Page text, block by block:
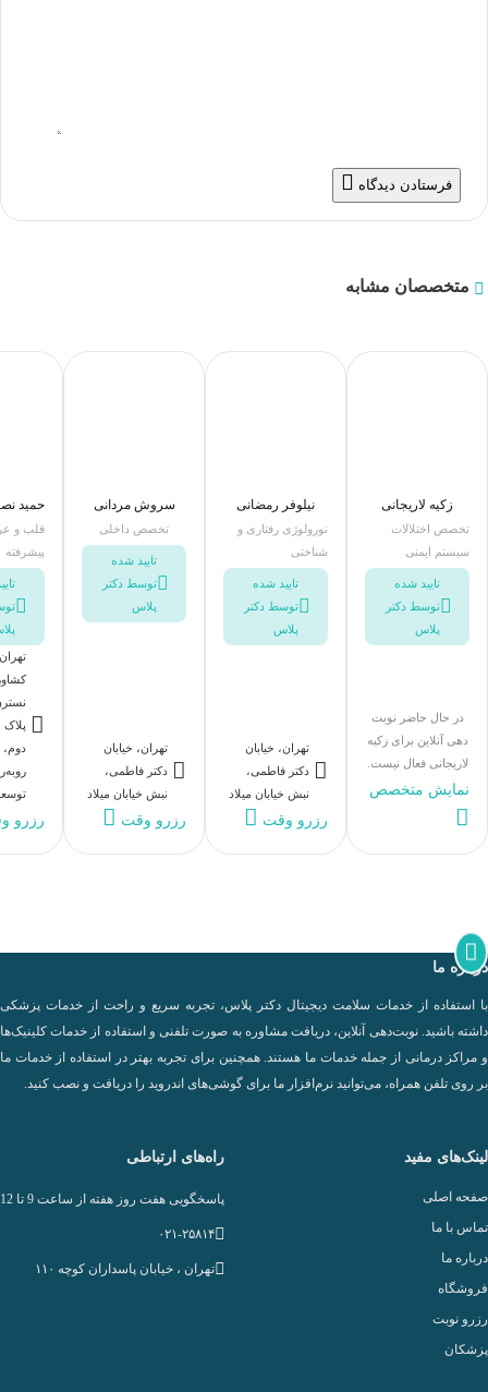
فرستادن دیدگاه
متخصصان مشابه
زکیه لاریجانی
تخصص اختلالات
سیستم ایمنی
تایید شده
توسط دکتر
پلاس
در حال حاضر نوبت
دهی آنلاین برای زکیه
لاریجانی فعال نیست.
نمایش متخصص
نیلوفر رمضانی
نورولوژی رفتاری و
شناختی
تایید شده
توسط دکتر
پلاس
تهران، خیابان
دکتر فاطمی،
نبش خیابان میلاد
رزرو وقت
سروش مردانی
تخصص داخلی
تایید شده
توسط دکتر
پلاس
تهران، خیابان
دکتر فاطمی،
نبش خیابان میلاد
رزرو وقت
حمید
قلب و
پیشرفته
رزرو
درباره ما
با استفاده از خدمات سلامت دیجیتال دکتر پلاس، تجربه سریع و راحت از خدمات پزشکی
داشته باشید. نوبت‌دهی آنلاین، دریافت مشاوره به صورت تلفنی و استفاده از خدمات کلینیک‌ها
و مراکز درمانی از جمله خدمات ما هستند. همچنین برای تجربه بهتر در استفاده از خدمات ما
بر روی تلفن همراه، می‌توانید نرم‌افزار ما برای گوشی‌های اندروید را دریافت و نصب کنید.
لینک‌های مفید
صفحه اصلی
تماس با ما
درباره ما
فروشگاه
رزرو نوبت
پزشکان
راه‌های ارتباطی
پاسخگویی هفت روز هفته از ساعت 9 تا 12
۰۲۱-۲۵۸۱۴
تهران ، خيابان پاسداران كوچه ۱۱۰